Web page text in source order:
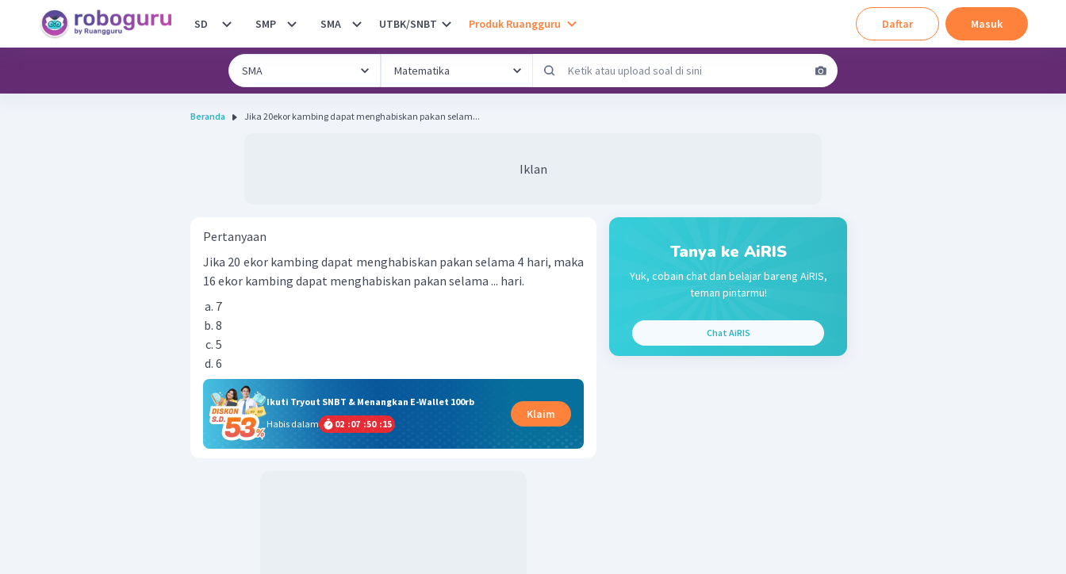
SD SMP SMA UTBK/SNBT Produk Ruangguru Daftar Masuk
Beranda Jika 20ekor kambing dapat menghabiskan pakan selam...
Iklan
Pertanyaan
Jika 20 ekor kambing dapat menghabiskan pakan selama 4 hari, maka
16 ekor kambing dapat menghabiskan pakan selama ... hari.
7
8
5
6
Ikuti Tryout SNBT & Menangkan E-Wallet 100rb
Habis dalam
02 :07 :50 :14
Klaim
Tanya ke AiRIS
Yuk, cobain chat dan belajar bareng AiRIS,
teman pintarmu!
Chat AiRIS